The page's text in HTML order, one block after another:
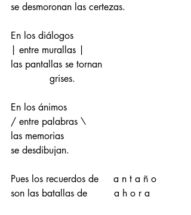
se desmoronan las certezas.
En los diálogos
| entre murallas |
las pantallas se tornan
             grises.
En los ánimos
/ entre palabras \
las memorias
se desdibujan.
Pues los recuerdos de     a n t a ñ o
son las batallas de         a h o r a